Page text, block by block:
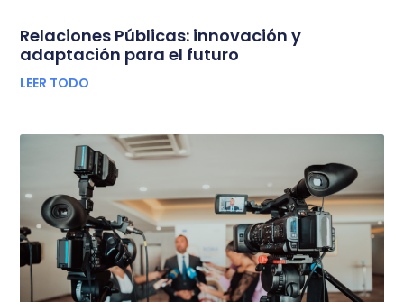
Relaciones Públicas: innovación y
adaptación para el futuro
LEER TODO